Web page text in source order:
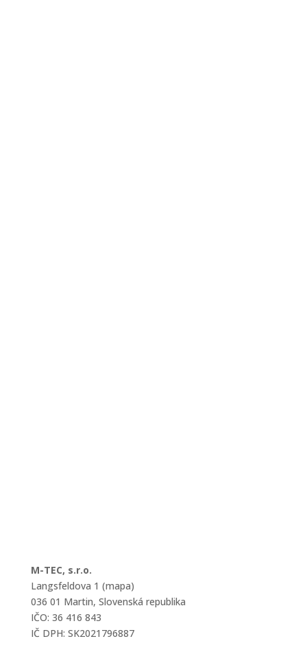
M-TEC, s.r.o.
Langsfeldova 1 (mapa)
036 01 Martin, Slovenská republika
IČO: 36 416 843
IČ DPH: SK2021796887